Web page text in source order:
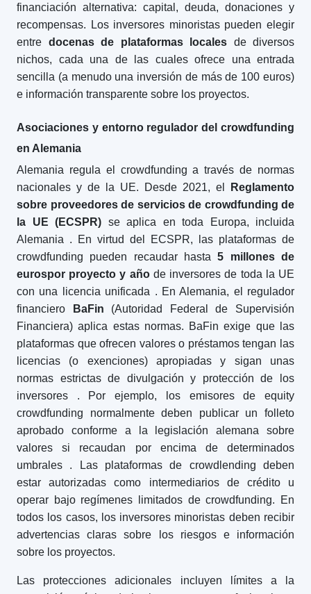
financiación alternativa: capital, deuda, donaciones y
recompensas. Los inversores minoristas pueden elegir
entre docenas de plataformas locales de diversos
nichos, cada una de las cuales ofrece una entrada
sencilla (a menudo una inversión de más de 100 euros)
e información transparente sobre los proyectos.
Asociaciones y entorno regulador del crowdfunding
en Alemania
Alemania regula el crowdfunding a través de normas
nacionales y de la UE. Desde 2021, el
Reglamento
sobre proveedores de servicios de crowdfunding de
la UE (ECSPR) se aplica en toda Europa, incluida
Alemania . En virtud del ECSPR, las plataformas de
crowdfunding pueden recaudar hasta5 millones de
eurospor proyecto y añode inversores de toda la UE
con una licencia unificada . En Alemania, el regulador
financiero
BaFin (Autoridad Federal de Supervisión
Financiera) aplica estas normas. BaFin exige que las
plataformas que ofrecen valores o préstamos tengan las
licencias (o exenciones) apropiadas y sigan unas
normas estrictas de divulgación y protección de los
inversores
. Por ejemplo, los emisores de equity
crowdfunding normalmente deben publicar un folleto
aprobado conforme a la legislación alemana sobre
valores si recaudan por encima de determinados
umbrales
. Las plataformas de crowdlending deben
estar autorizadas como intermediarios de crédito u
operar bajo regímenes limitados de crowdfunding. En
todos los casos, los inversores minoristas deben recibir
advertencias claras sobre los riesgos e información
sobre los proyectos.
Las protecciones adicionales incluyen límites a la